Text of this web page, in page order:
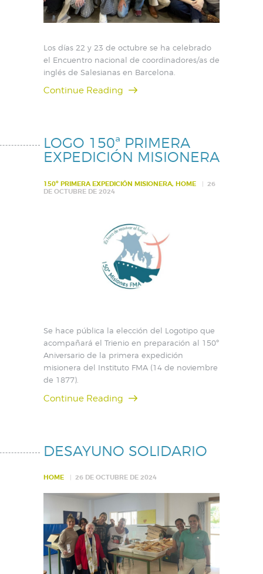
Los días 22 y 23 de octubre se ha celebrado
el Encuentro nacional de coordinadores/as de
inglés de Salesianas en Barcelona.
Continue Reading
LOGO 150ª PRIMERA
EXPEDICIÓN MISIONERA
150º PRIMERA EXPEDICIÓN MISIONERA, HOME
26
DE OCTUBRE DE 2024
Se hace pública la elección del Logotipo que
acompañará el Trienio en preparación al 150º
Aniversario de la primera expedición
misionera del Instituto FMA (14 de noviembre
de 1877).
Continue Reading
DESAYUNO SOLIDARIO
HOME 26 DE OCTUBRE DE 2024